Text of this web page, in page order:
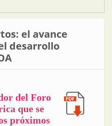
el avance
desarrollo
del Foro
que se
próximos